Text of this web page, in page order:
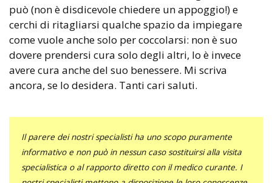
può (non è disdicevole chiedere un appoggio!) e
cerchi di ritagliarsi qualche spazio da impiegare
come vuole anche solo per coccolarsi: non è suo
dovere prendersi cura solo degli altri, lo è invece
avere cura anche del suo benessere. Mi scriva
ancora, se lo desidera. Tanti cari saluti.
Il parere dei nostri specialisti ha uno scopo puramente
informativo e non può in nessun caso sostituirsi alla visita
specialistica o al rapporto diretto con il medico curante. I